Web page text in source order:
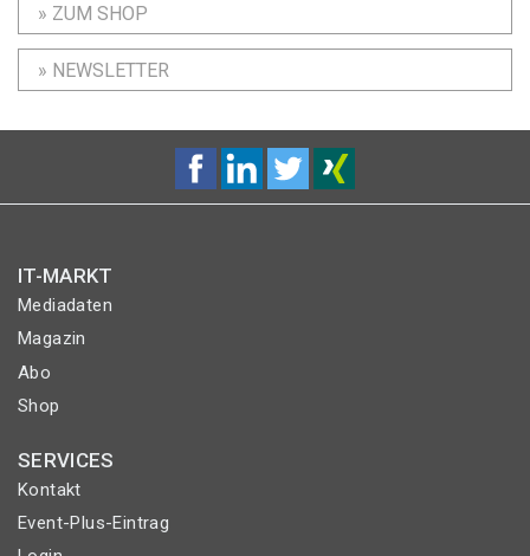
» ZUM SHOP
» NEWSLETTER
IT-MARKT
Mediadaten
Magazin
Abo
Shop
SERVICES
Kontakt
Event-Plus-Eintrag